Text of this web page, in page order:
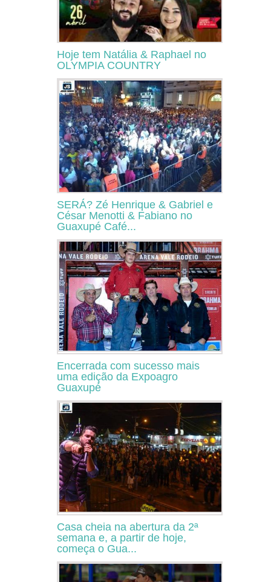
Hoje tem Natália & Raphael no
OLYMPIA COUNTRY
SERÁ? Zé Henrique & Gabriel e
César Menotti & Fabiano no
Guaxupé Café...
Encerrada com sucesso mais
uma edição da Expoagro
Guaxupé
Casa cheia na abertura da 2ª
semana e, a partir de hoje,
começa o Gua...